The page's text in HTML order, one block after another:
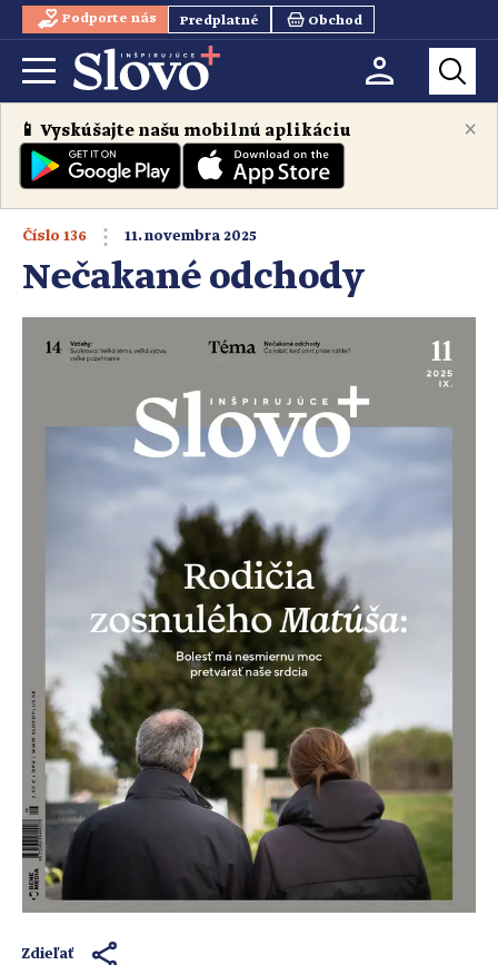
Podporte nás Predplatné Obchod
×
📱 Vyskúšajte našu mobilnú aplikáciu
Číslo 136 11. novembra 2025
Nečakané odchody
Zdieľať